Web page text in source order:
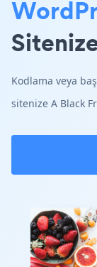
Kodlama veya
sitenize A Black